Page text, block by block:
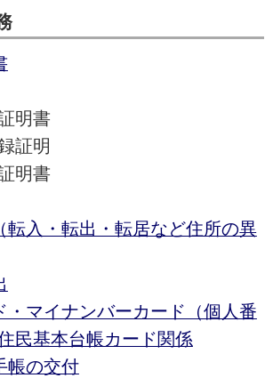
書
明
書
転入・転出・転居など住所の異
・マイナンバーカード（個人番
民基本台帳カード関係
帳の交付